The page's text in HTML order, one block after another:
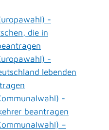
-
die in
-
lebenden
-
beantragen
–